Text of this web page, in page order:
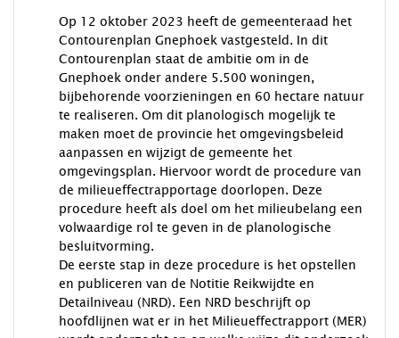
Op 12 oktober 2023 heeft de gemeenteraad het
Contourenplan Gnephoek vastgesteld. In dit
Contourenplan staat de ambitie om in de
Gnephoek onder andere 5.500 woningen,
bijbehorende voorzieningen en 60 hectare natuur
te realiseren. Om dit planologisch mogelijk te
maken moet de provincie het omgevingsbeleid
aanpassen en wijzigt de gemeente het
omgevingsplan. Hiervoor wordt de procedure van
de milieueffectrapportage doorlopen. Deze
procedure heeft als doel om het milieubelang een
volwaardige rol te geven in de planologische
besluitvorming.
De eerste stap in deze procedure is het opstellen
en publiceren van de Notitie Reikwijdte en
Detailniveau (NRD). Een NRD beschrijft op
hoofdlijnen wat er in het Milieueffectrapport (MER)